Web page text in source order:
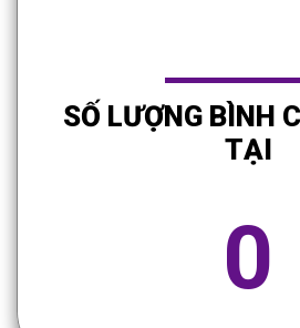
SỐ LƯỢNG BÌNH
TẠI
0